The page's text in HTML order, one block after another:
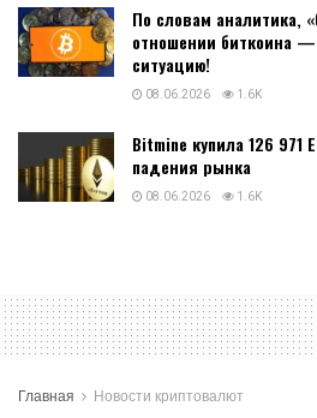
По словам аналитика,
отношении биткоина
ситуацию!
08.06.2026 1.6K
Bitmine купила 126 971
падения рынка
08.06.2026 1.6K
Главная Новости криптовалют